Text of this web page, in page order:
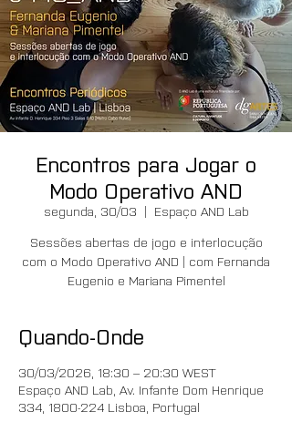
Encontros para Jogar o
Modo Operativo AND
segunda, 30/03
  |
Espaço AND Lab
Sessões abertas de jogo e interlocução
com o Modo Operativo AND | com Fernanda
Eugenio e Mariana Pimentel
Quando-Onde
30/03/2026, 18:30 – 20:30 WEST
Espaço AND Lab, Av. Infante Dom Henrique
334, 1800-224 Lisboa, Portugal